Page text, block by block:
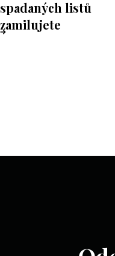
spadaných listů
zamilujete